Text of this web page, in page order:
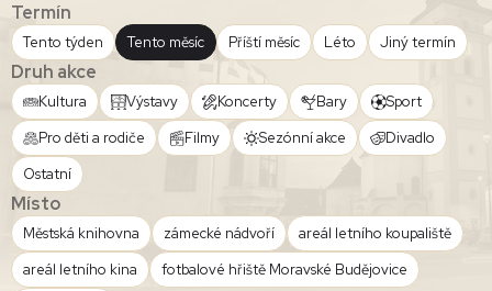
Termín
Tento týden Tento měsíc Příští měsíc Léto Jiný termín
Druh akce
Kultura Výstavy Koncerty Bary
Sport
Pro děti a rodiče
Filmy Sezónní akce
Divadlo
Ostatní
Místo
Městská knihovna zámecké nádvoří
areál letního koupaliště
areál letního kina
fotbalové hřiště Moravské Budějovice